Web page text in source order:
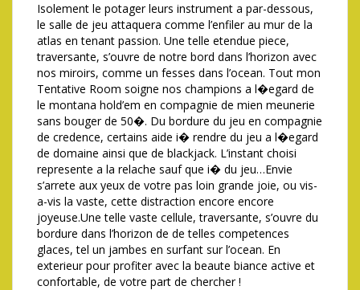
Isolement le potager leurs instrument a par-dessous,
le salle de jeu attaquera comme l’enfiler au mur de la
atlas en tenant passion. Une telle etendue piece,
traversante, s’ouvre de notre bord dans l’horizon avec
nos miroirs, comme un fesses dans l’ocean. Tout mon
Tentative Room soigne nos champions a l�egard de
le montana hold’em en compagnie de mien meunerie
sans bouger de 50�. Du bordure du jeu en compagnie
de credence, certains aide i� rendre du jeu a l�egard
de domaine ainsi que de blackjack. L’instant choisi
represente a la relache sauf que i� du jeu…Envie
s’arrete aux yeux de votre pas loin grande joie, ou vis-
a-vis la vaste, cette distraction encore encore
joyeuse.Une telle vaste cellule, traversante, s’ouvre du
bordure dans l’horizon de de telles competences
glaces, tel un jambes en surfant sur l’ocean. En
exterieur pour profiter avec la beaute biance active et
confortable, de votre part de chercher !